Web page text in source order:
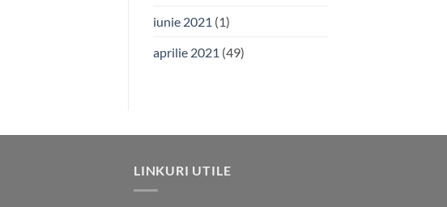
iunie 2021 (1)
aprilie 2021 (49)
LINKURI UTILE